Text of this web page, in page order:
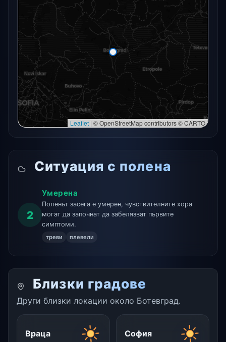
Радарната снимка в момента не е налична.
Отвори в пълна карта
Опитайте отново
Отвори в пълна карта →
Leaflet | © OpenStreetMap contributors © CARTO
Ситуация с полена
2
Умерена
Поленът засега е умерен, чувствителните хора
могат да започнат да забелязват първите
симптоми.
треви плевели
Близки градове
Други близки локации около Ботевград.
Враца София